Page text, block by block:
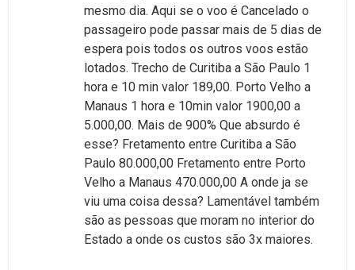
mesmo dia. Aqui se o voo é Cancelado o
passageiro pode passar mais de 5 dias de
espera pois todos os outros voos estão
lotados. Trecho de Curitiba a São Paulo 1
hora e 10 min valor 189,00. Porto Velho a
Manaus 1 hora e 10min valor 1900,00 a
5.000,00. Mais de 900% Que absurdo é
esse? Fretamento entre Curitiba a São
Paulo 80.000,00 Fretamento entre Porto
Velho a Manaus 470.000,00 A onde ja se
viu uma coisa dessa? Lamentável também
são as pessoas que moram no interior do
Estado a onde os custos são 3x maiores.